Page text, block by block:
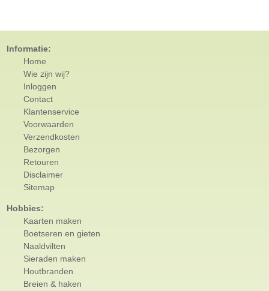
Informatie:
Home
Wie zijn wij?
Inloggen
Contact
Klantenservice
Voorwaarden
Verzendkosten
Bezorgen
Retouren
Disclaimer
Sitemap
Hobbies:
Kaarten maken
Boetseren en gieten
Naaldvilten
Sieraden maken
Houtbranden
Breien & haken